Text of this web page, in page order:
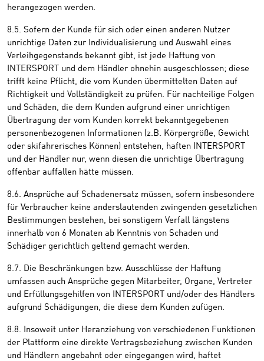
herangezogen werden.
8.5. Sofern der Kunde für sich oder einen anderen Nutzer
unrichtige Daten zur Individualisierung und Auswahl eines
Verleihgegenstands bekannt gibt, ist jede Haftung von
INTERSPORT und dem Händler ohnehin ausgeschlossen; diese
trifft keine Pflicht, die vom Kunden übermittelten Daten auf
Richtigkeit und Vollständigkeit zu prüfen. Für nachteilige Folgen
und Schäden, die dem Kunden aufgrund einer unrichtigen
Übertragung der vom Kunden korrekt bekanntgegebenen
personenbezogenen Informationen (z.B. Körpergröße, Gewicht
oder skifahrerisches Können) entstehen, haften INTERSPORT
und der Händler nur, wenn diesen die unrichtige Übertragung
offenbar auffallen hätte müssen.
8.6. Ansprüche auf Schadenersatz müssen, sofern insbesondere
für Verbraucher keine anderslautenden zwingenden gesetzlichen
Bestimmungen bestehen, bei sonstigem Verfall längstens
innerhalb von 6 Monaten ab Kenntnis von Schaden und
Schädiger gerichtlich geltend gemacht werden.
8.7. Die Beschränkungen bzw. Ausschlüsse der Haftung
umfassen auch Ansprüche gegen Mitarbeiter, Organe, Vertreter
und Erfüllungsgehilfen von INTERSPORT und/oder des Händlers
aufgrund Schädigungen, die diese dem Kunden zufügen.
8.8. Insoweit unter Heranziehung von verschiedenen Funktionen
der Plattform eine direkte Vertragsbeziehung zwischen Kunden
und Händlern angebahnt oder eingegangen wird, haftet